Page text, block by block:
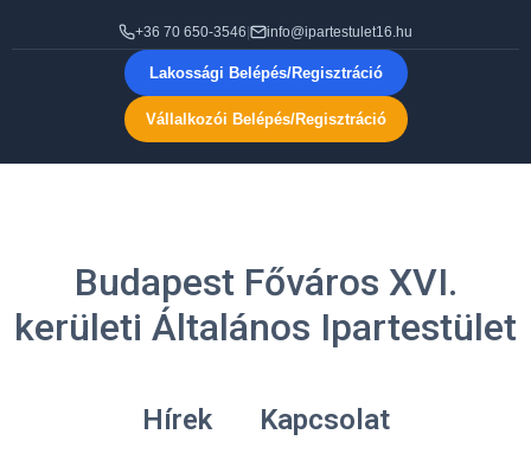
+36 70 650-3546 info@ipartestulet16.hu
Lakossági Belépés/Regisztráció
Vállalkozói Belépés/Regisztráció
Budapest Főváros XVI.
kerületi Általános Ipartestület
Hírek Kapcsolat